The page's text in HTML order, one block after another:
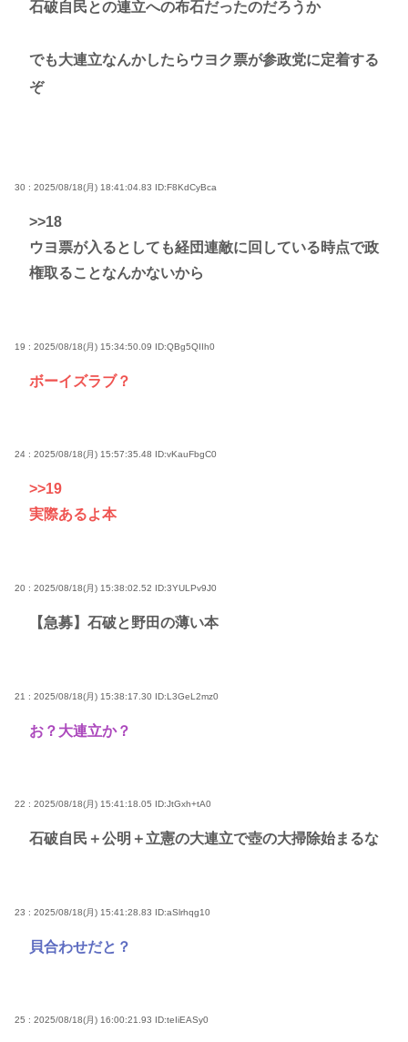
石破自民との連立への布石だったのだろうか
でも大連立なんかしたらウヨク票が参政党に定着する
ぞ
30 : 2025/08/18(月) 18:41:04.83 ID:F8KdCyBca
>>18
ウヨ票が入るとしても経団連敵に回している時点で政
権取ることなんかないから
19 : 2025/08/18(月) 15:34:50.09 ID:QBg5QIIh0
ボーイズラブ？
24 : 2025/08/18(月) 15:57:35.48 ID:vKauFbgC0
>>19
実際あるよ本
20 : 2025/08/18(月) 15:38:02.52 ID:3YULPv9J0
【急募】石破と野田の薄い本
21 : 2025/08/18(月) 15:38:17.30 ID:L3GeL2mz0
お？大連立か？
22 : 2025/08/18(月) 15:41:18.05 ID:JtGxh+tA0
石破自民＋公明＋立憲の大連立で壺の大掃除始まるな
23 : 2025/08/18(月) 15:41:28.83 ID:aSlrhqg10
貝合わせだと？
25 : 2025/08/18(月) 16:00:21.93 ID:teIiEASy0